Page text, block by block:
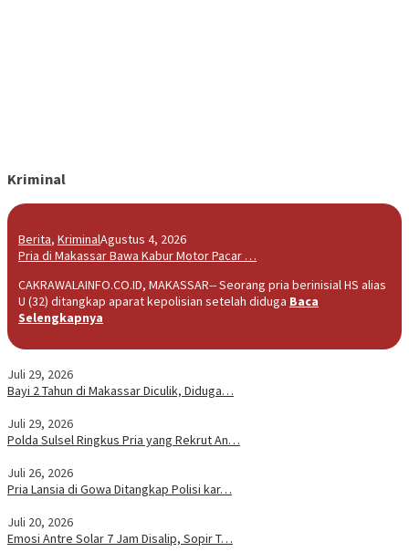
Kriminal
Berita, KriminalAgustus 4, 2026
Pria di Makassar Bawa Kabur Motor Pacar …
CAKRAWALAINFO.CO.ID, MAKASSAR-- Seorang pria berinisial HS alias
U (32) ditangkap aparat kepolisian setelah diduga Baca
Selengkapnya
Juli 29, 2026
Bayi 2 Tahun di Makassar Diculik, Diduga…
Juli 29, 2026
Polda Sulsel Ringkus Pria yang Rekrut An…
Juli 26, 2026
Pria Lansia di Gowa Ditangkap Polisi kar…
Juli 20, 2026
Emosi Antre Solar 7 Jam Disalip, Sopir T…